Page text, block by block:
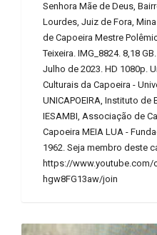
Senhora Mãe de Deus,
Lourdes, Juiz de Fora,
de Capoeira Mestre
Teixeira. IMG_8824. 8,18
Julho de 2023. HD 1080p.
Culturais da Capoeira -
UNICAPOEIRA, Instituto
IESAMBI, Associação de
Capoeira MEIA LUA -
1962. Seja membro deste
https://www.youtube.com/
hgw8FG13aw/join